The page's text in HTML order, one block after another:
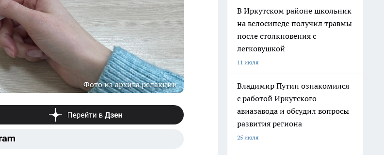
Фото из архива редакции
В Иркутском районе школьник
на велосипеде получил травмы
после столкновения с
легковушкой
11 июля
Владимир Путин ознакомился
с работой Иркутского
авиазавода и обсудил вопросы
развития региона
25 июля